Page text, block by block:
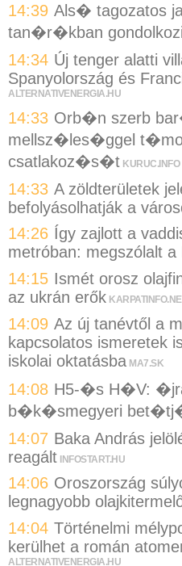
14:39 Als� tagozatos
tan�r�kban
14:34 Új tenger alatti
Spanyolország és
ALTERNATIVENERGIA.HU
14:33 Orb�n szerb
mellsz�les�ggel
csatlakoz�s�t KURUC.INFO
14:33 A zöldterületek
befolyásolhatják a
14:26 Így zajlott a
metróban: megszólalt a
14:15 Ismét orosz
az ukrán erők
14:09 Az új tanévtől a
kapcsolatos ismeretek
iskolai oktatásba MA7.SK
14:08 H5-�s H�V:
b�k�smegyeri
14:07 Baka András
reagált INFOSTART.HU
14:06 Oroszország
legnagyobb
14:04 Történelmi
kerülhet a román
ALTERNATIVENERGIA.HU